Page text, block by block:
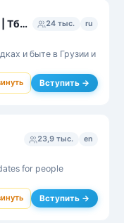
Грузия - все чаты 💬 Батуми | Тбилиси | Кутаиси 24 тыс. ru
и быте в Грузии и
Вступить →
23,9 тыс. en
for people
Вступить →